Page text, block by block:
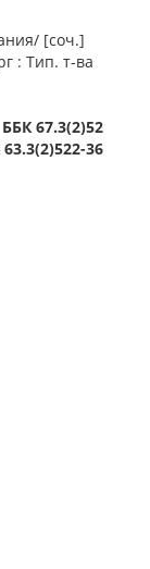
[соч.]
: Тип. т-ва
ББК 67.3(2)52
36